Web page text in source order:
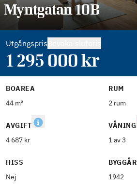
Myntgatan 10B
Utgångspris
1 295 000kr
BOAREA
44 m²
RUM
2 rum
AVGIFT
4 687 kr
VÅNING
1 av 3
HISS
Nej
BYGGÅR
1942